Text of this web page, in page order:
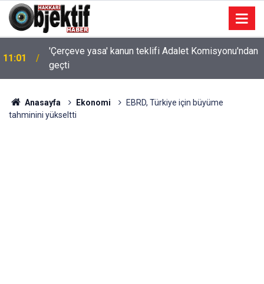
11:01
'Çerçeve yasa' kanun teklifi Adalet Komisyonu'ndan
geçti
Anasayfa Ekonomi
EBRD, Türkiye için büyüme
tahminini yükseltti